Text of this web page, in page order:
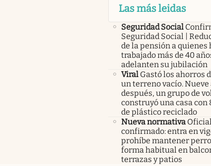
Las más leidas
Seguridad Social
Seguridad Social |
de la pensión a quienes
trabajado más de 40
adelanten su jubilación
Viral Gastó los ahorros
un terreno vacío. Nueve
después, un grupo de
construyó una casa con
de plástico reciclado
Nueva normativa
confirmado: entra en
prohíbe mantener
forma habitual en
terrazas y patios